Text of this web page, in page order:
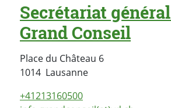
Secrétariat
Grand Conseil
Place du Château 6
1014 LausanneSuisse
+41213160500